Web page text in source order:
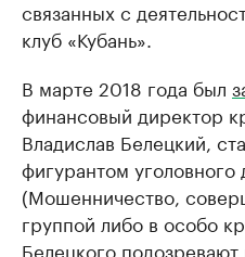
связанных с
клуб «Кубань».
В марте 2018 года был
финансовый директор
Владислав Белецкий,
фигурантом
(Мошенничество,
группой либо в особо
Белецкого